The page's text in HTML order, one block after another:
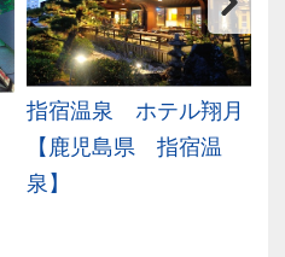
指宿温泉 ホテル翔月
【鹿児島県 指宿温
泉】